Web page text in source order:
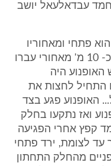
עבדאלעאל יושב
פתחי ומאחוריו
אחמד עבדאלעאל בערך ממרחק כ- 10 מ' מאחורי עברו
היה
התחיל לחצות את
האופנוע פגע בצד
ואז נתקעו בחלק
קפץ אחרי הפגיעה
עד לצומת, ירד פתחי
מהחלק התחתון